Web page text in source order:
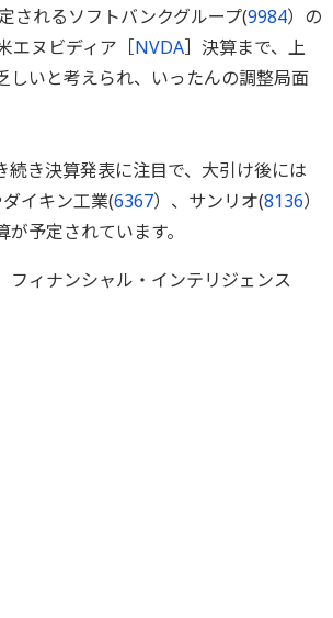
されるソフトバンクグループ(9984）の
エヌビディア［NVDA］決算まで、上
しいと考えられ、いったんの調整局面
続き決算発表に注目で、大引け後には
イキン工業(6367）、サンリオ(8136）
予定されています。
フィナンシャル・インテリジェンス